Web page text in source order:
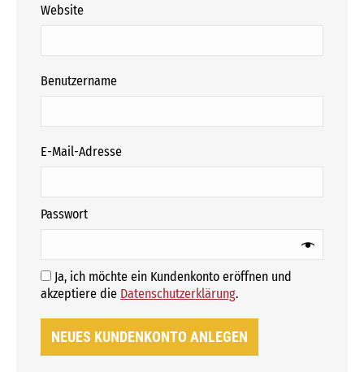
Website
Benutzername
E-Mail-Adresse
Passwort
Ja, ich möchte ein Kundenkonto eröffnen und
akzeptiere die Datenschutzerklärung.
NEUES KUNDENKONTO ANLEGEN